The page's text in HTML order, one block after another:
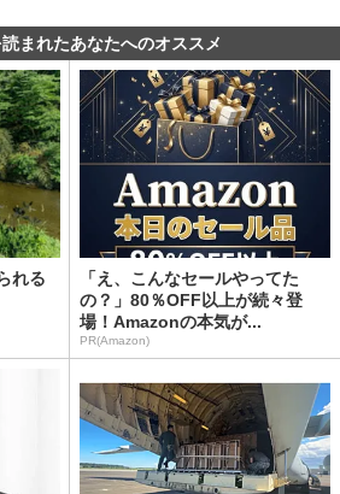
まれたあなたへのオススメ
れる
「え、こんなセールやってた
の？」80％OFF以上が続々登
場！Amazonの本気が...
PR(Amazon)